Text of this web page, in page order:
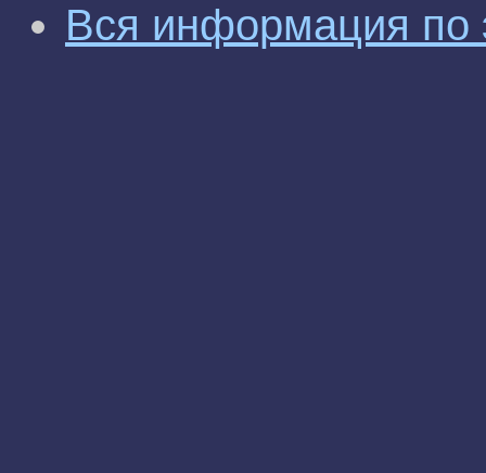
Вся информация по